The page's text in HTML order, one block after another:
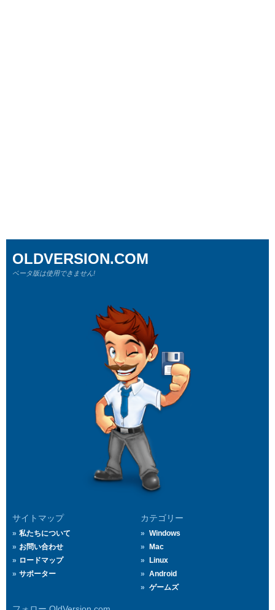
サイトマップ
私たちについて
お問い合わせ
ロードマップ
サポーター
カテゴリー
Windows
Mac
Linux
Android
ゲームズ
OLDVERSION.COM
ベータ版は使用できません!